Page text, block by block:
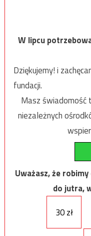
W lipcu
Dziękujemy! i
fundacji.
Masz
niezależnych
Uważasz, że
do jutra,
30 zł